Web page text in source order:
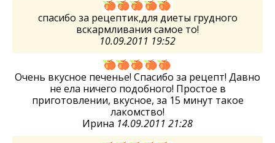
спасибо за рецептик,для диеты грудного
вскармливания самое то!
10.09.2011 19:52
Очень вкусное печенье! Спасибо за рецепт! Давно
не ела ничего подобного! Простое в
приготовлении, вкусное, за 15 минут такое
лакомство!
Ирина 14.09.2011 21:28